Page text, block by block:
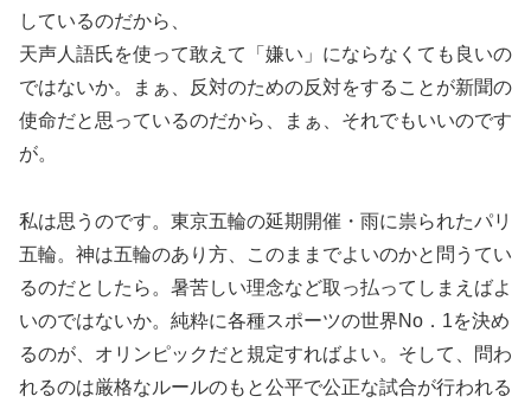
しているのだから、
天声人語氏を使って敢えて「嫌い」にならなくても良いの
ではないか。まぁ、反対のための反対をすることが新聞の
使命だと思っているのだから、まぁ、それでもいいのです
が。
私は思うのです。東京五輪の延期開催・雨に祟られたパリ
五輪。神は五輪のあり方、このままでよいのかと問うてい
るのだとしたら。暑苦しい理念など取っ払ってしまえばよ
いのではないか。純粋に各種スポーツの世界No．1を決め
るのが、オリンピックだと規定すればよい。そして、問わ
れるのは厳格なルールのもと公平で公正な試合が行われる